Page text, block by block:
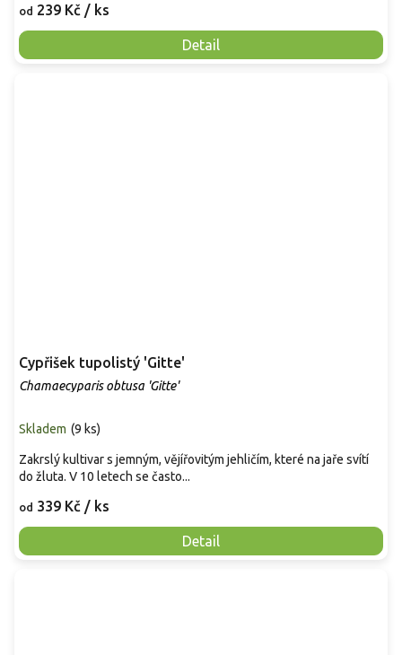
od 239 Kč / ks
Detail
Cypřišek tupolistý 'Gitte'
Chamaecyparis obtusa 'Gitte'
Skladem (9 ks)
od 339 Kč / ks
Detail
Zakrslý kultivar s jemným, vějířovitým jehličím, které na jaře svítí
do žluta. V 10 letech se často...